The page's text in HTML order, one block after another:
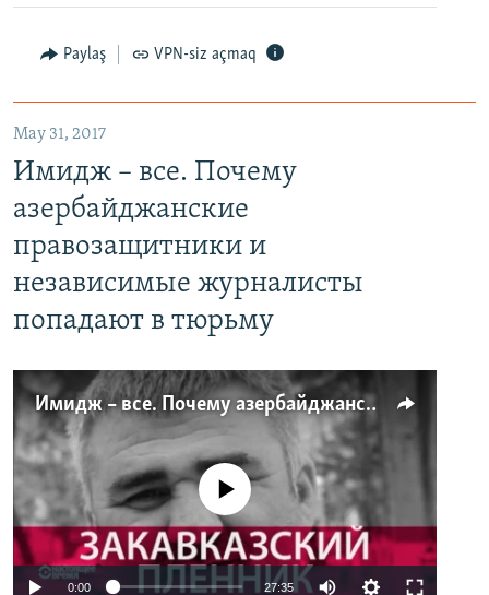
Paylaş VPN-siz açmaq
May 31, 2017
Имидж – все. Почему
азербайджанские
правозащитники и
независимые журналисты
попадают в тюрьму
Имидж – все. Почему азербайджанские правозащитники и независимые журналисты попадают в тюрьму
No media source currently available
0:00 27:35